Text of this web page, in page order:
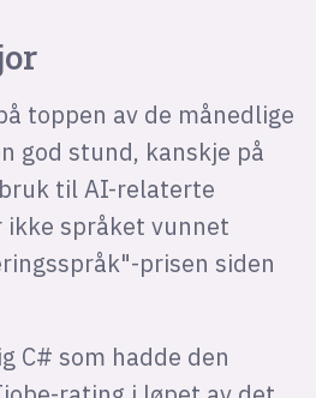
toppen av de månedlige
god stund, kanskje på
til AI-relaterte
ikke språket vunnet
prisen siden
C# som hadde den